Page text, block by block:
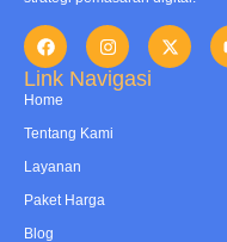
Link Navigasi
Home
Tentang Kami
Layanan
Paket Harga
Blog